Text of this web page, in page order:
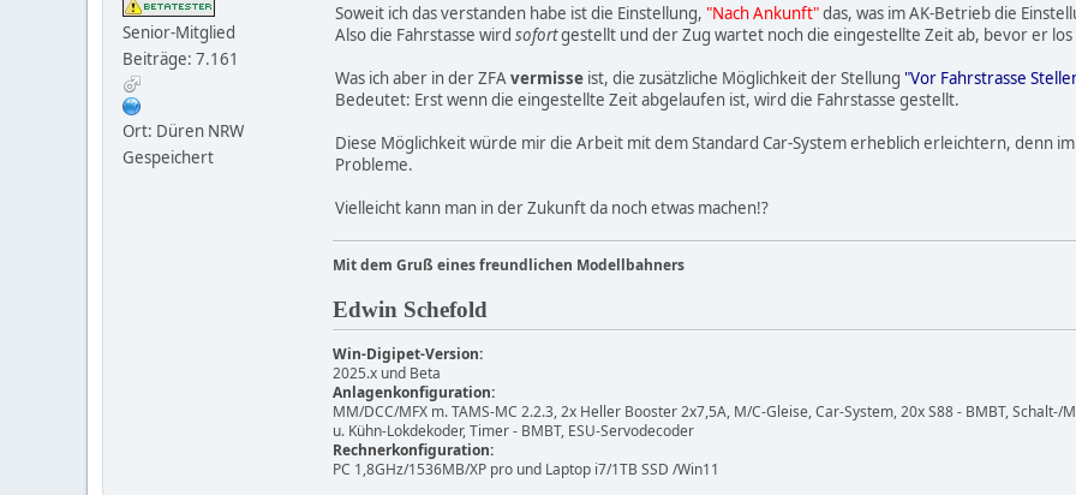
Senior-Mitglied
Beiträge: 7.161
Ort: Düren NRW
Gespeichert
Soweit ich das verstanden habe ist die Einstellung, "Nach Ankunft"das, was im AK-Betrieb die
Also die Fahrstasse wird sofortgestellt und der Zug wartet noch die eingestellte Zeit ab, bevor er
Was ich aber in der ZFA vermisse ist, die zusätzliche Möglichkeit der Stellung "Vor Fahrstrasse
Bedeutet: Erst wenn die eingestellte Zeit abgelaufen ist, wird die Fahrstasse gestellt.
Diese Möglichkeit würde mir die Arbeit mit dem Standard Car-System erheblich erleichtern, denn
Probleme.
Vielleicht kann man in der Zukunft da noch etwas machen!?
Mit dem Gruß eines freundlichen Modellbahners
Edwin Schefold
Win-Digipet-Version:
2025.x und Beta
Anlagenkonfiguration:
MM/DCC/MFX m. TAMS-MC 2.2.3, 2x Heller Booster 2x7,5A, M/C-Gleise, Car-System, 20x S88 - BMBT,
u. Kühn-Lokdekoder, Timer - BMBT, ESU-Servodecoder
Rechnerkonfiguration:
PC 1,8GHz/1536MB/XP pro und Laptop i7/1TB SSD /Win11